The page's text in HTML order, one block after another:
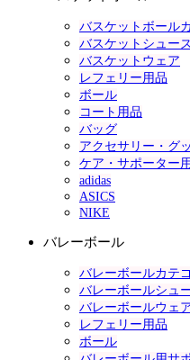
バスケットボール
バスケットシュー
バスケットウェア
レフェリー用品
ボール
コート用品
バッグ
アクセサリー・グ
ケア・サポーター
adidas
ASICS
NIKE
バレーボール
バレーボールカテ
バレーボールシュ
バレーボールウェ
レフェリー用品
ボール